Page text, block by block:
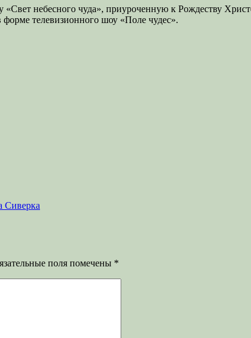
небесного чуда», приуроченную к Рождеству
телевизионного шоу «Поле чудес».
Сиверка
поля помечены *